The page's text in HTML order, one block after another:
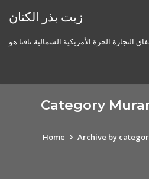
زيت بذر الكتان
Category
Home Archive by